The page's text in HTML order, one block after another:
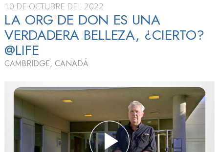
10 DE OCTUBRE DEL 2022
LA ORG DE DON ES UNA
VERDADERA BELLEZA, ¿CIERTO?
@LIFE
CAMBRIDGE, CANADÁ